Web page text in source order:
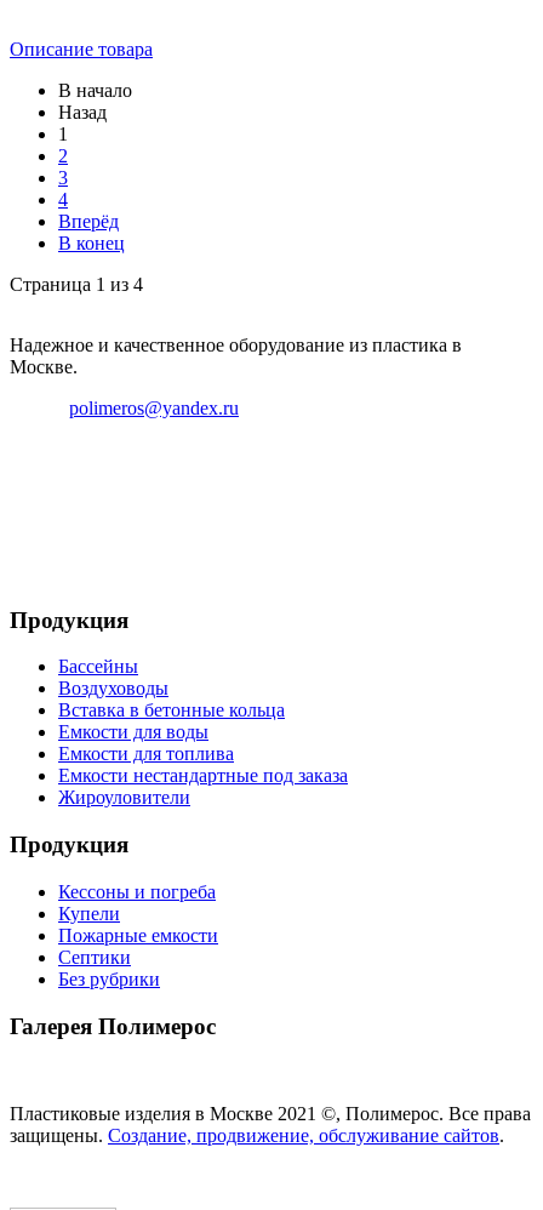
Описание товара
В начало
Назад
1
2
3
4
Вперёд
В конец
Страница 1 из 4
Надежное и качественное оборудование из пластика в
Москве.
polimeros@yandex.ru
Продукция
Бассейны
Воздуховоды
Вставка в бетонные кольца
Емкости для воды
Емкости для топлива
Емкости нестандартные под заказа
Жироуловители
Продукция
Кессоны и погреба
Купели
Пожарные емкости
Септики
Без рубрики
Галерея Полимерос
Пластиковые изделия в Москве 2021 ©, Полимерос. Все права
защищены. Создание, продвижение, обслуживание сайтов.